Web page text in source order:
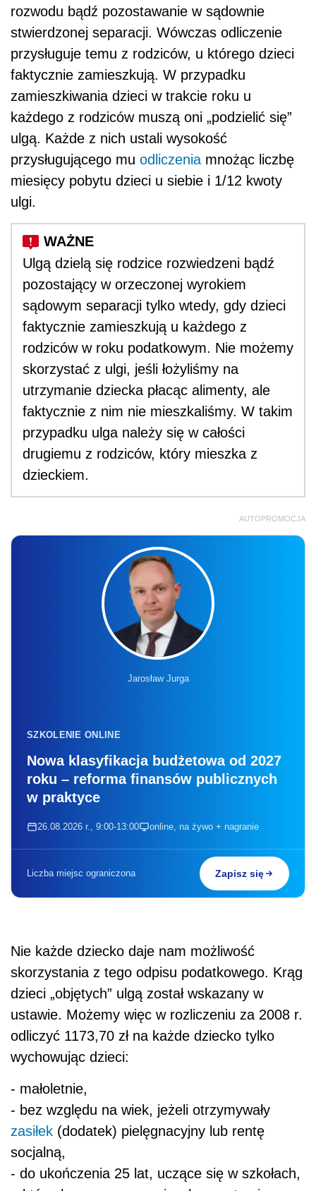
rozwodu bądź pozostawanie w sądownie
stwierdzonej separacji. Wówczas odliczenie
przysługuje temu z rodziców, u którego dzieci
faktycznie zamieszkują. W przypadku
zamieszkiwania dzieci w trakcie roku u
każdego z rodziców muszą oni „podzielić się”
ulgą. Każde z nich ustali wysokość
przysługującego mu odliczenia mnożąc liczbę
miesięcy pobytu dzieci u siebie i 1/12 kwoty
ulgi.
Ulgą dzielą się rodzice rozwiedzeni bądź
pozostający w orzeczonej wyrokiem
sądowym separacji tylko wtedy, gdy dzieci
faktycznie zamieszkują u każdego z
rodziców w roku podatkowym. Nie możemy
skorzystać z ulgi, jeśli łożyliśmy na
utrzymanie dziecka płacąc alimenty, ale
faktycznie z nim nie mieszkaliśmy. W takim
przypadku ulga należy się w całości
drugiemu z rodziców, który mieszka z
dzieckiem.
AUTOPROMOCJA
Jarosław Jurga
SZKOLENIE ONLINE
Nowa klasyfikacja budżetowa od 2027
roku – reforma finansów publicznych
w praktyce
26.08.2026 r., 9:00-13:00 online, na żywo + nagranie
Liczba miejsc ograniczona Zapisz się
Nie każde dziecko daje nam możliwość
skorzystania z tego odpisu podatkowego. Krąg
dzieci „objętych” ulgą został wskazany w
ustawie. Możemy więc w rozliczeniu za 2008 r.
odliczyć 1173,70 zł na każde dziecko tylko
wychowując dzieci:
- małoletnie,
- bez względu na wiek, jeżeli otrzymywały
zasiłek (dodatek) pielęgnacyjny lub rentę
socjalną,
- do ukończenia 25 lat, uczące się w szkołach,